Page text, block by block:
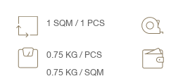
1 SQM / 1 PCS
0.75 KG / PCS
0.75 KG / SQM